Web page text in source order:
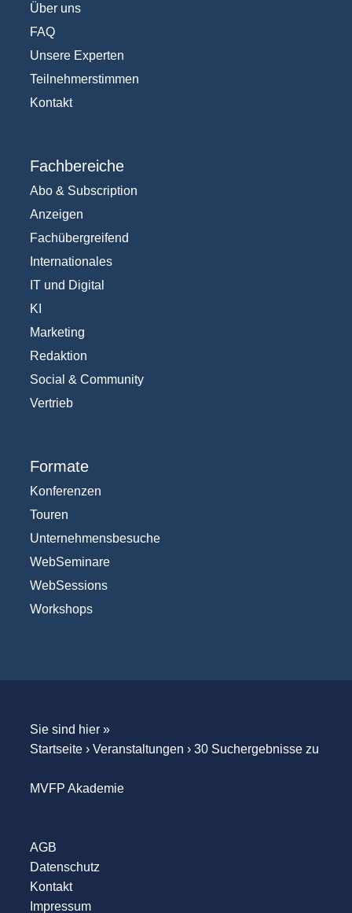
Über uns
FAQ
Unsere Experten
Teilnehmerstimmen
Kontakt
Fachbereiche
Abo & Subscription
Anzeigen
Fachübergreifend
Internationales
IT und Digital
KI
Marketing
Redaktion
Social & Community
Vertrieb
Formate
Konferenzen
Touren
Unternehmensbesuche
WebSeminare
WebSessions
Workshops
Sie sind hier »
Startseite› Veranstaltungen › 30 Suchergebnisse zu
MVFP Akademie
AGB
Datenschutz
Kontakt
Impressum